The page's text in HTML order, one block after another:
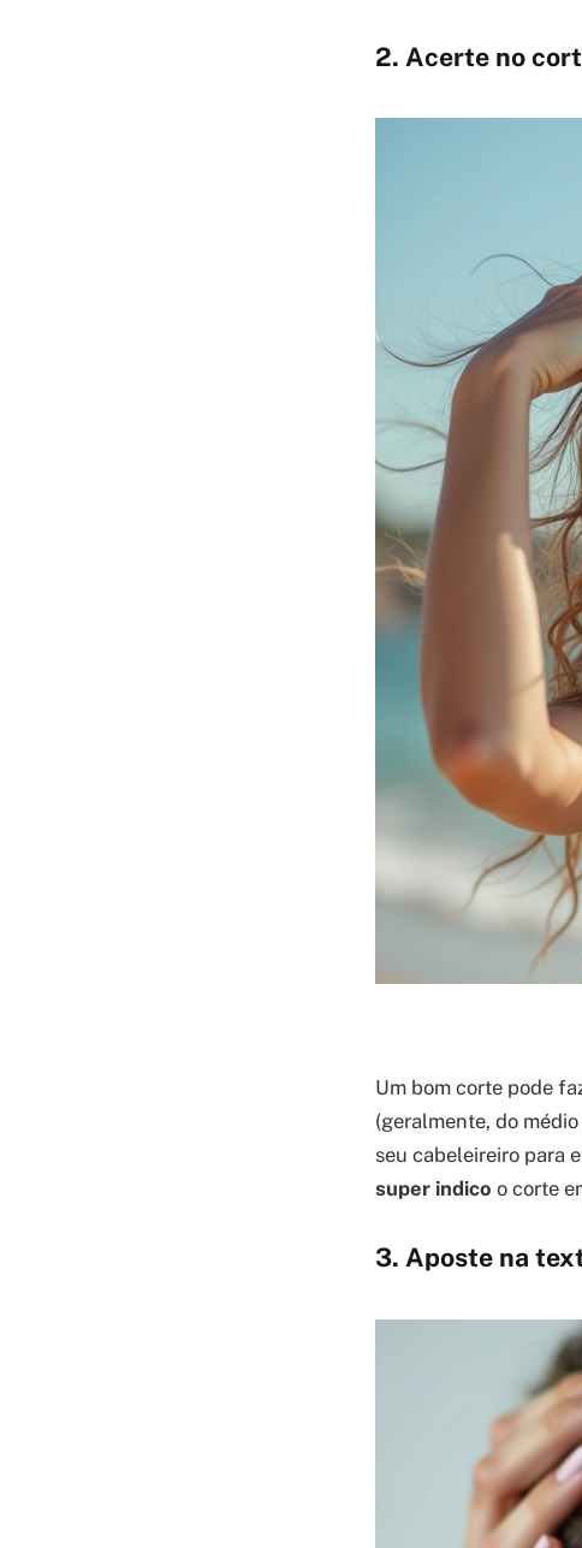
2. Acerte no
Um bom corte pode
(geralmente, do
seu cabeleireiro para
super indico o corte
3. Aposte na